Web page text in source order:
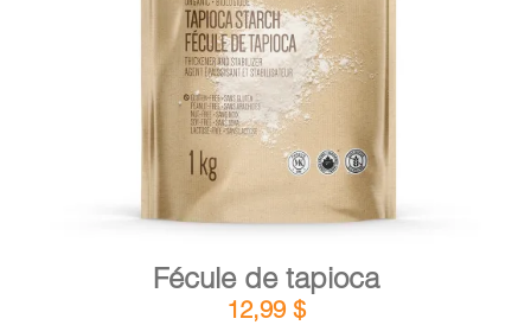
AJOUTER AU PANIER DÉTAILS
Fécule de tapioca
12,99 $